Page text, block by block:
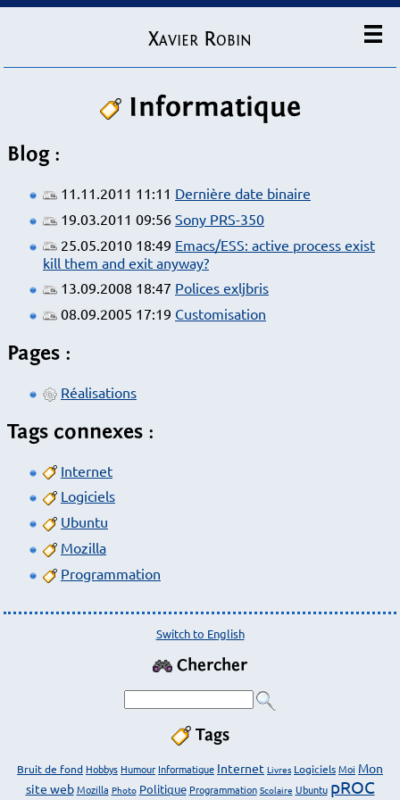
Xavier Robin
Informatique
Blog :
11.11.2011 11:11 Dernière date binaire
19.03.2011 09:56 Sony PRS-350
25.05.2010 18:49 Emacs/ESS: active process exist
kill them and exit anyway?
13.09.2008 18:47 Polices exljbris
08.09.2005 17:19 Customisation
Pages :
Réalisations
Tags connexes :
Internet
Logiciels
Ubuntu
Mozilla
Programmation
Switch to English
Chercher
Tags
Bruit de fond Hobbys Humour Informatique Internet Livres LogicielsMoi Mon
site web Mozilla Photo Politique Programmation Scolaire Ubuntu pROC